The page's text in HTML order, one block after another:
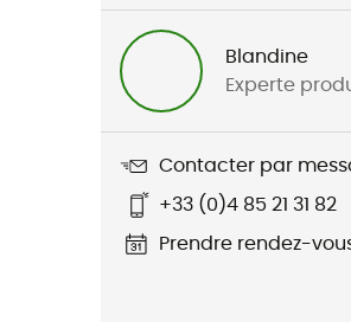
Dirt Craft Bike Shorts
Caractéristiques
Détails réfléchissants
Imperméabilité
Blandine
Experte
Contacter par
+33 (0)4 85 21 31 82
Prendre rendez-